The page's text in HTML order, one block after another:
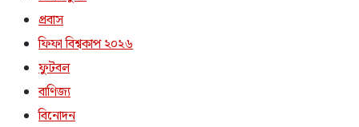
প্রবাস
ফিফা বিশ্বকাপ ২০২৬
ফুটবল
বাণিজ্য
বিনোদন